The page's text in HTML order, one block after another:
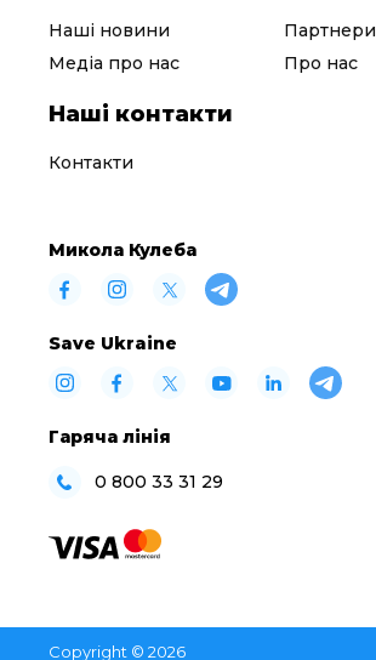
Наші новини
Медіа про нас
Партнери
Про нас
Наші контакти
Контакти
Микола Кулеба
Save Ukraine
Гаряча лінія
0 800 33 31 29
Copyright © 2026